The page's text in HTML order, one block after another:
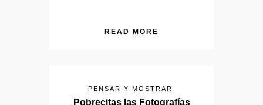
READ MORE
PENSAR Y MOSTRAR
Pobrecitas las Fotografías